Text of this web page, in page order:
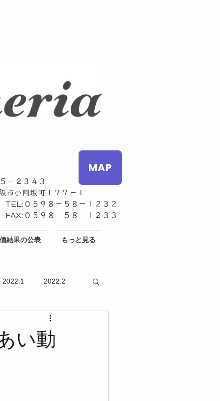
－２３４３
小阿坂町１７７－１
５９８－５８－１２３２
５９８－５８－１２３３
MAP
結果の公表 もっと見る
2022.1 2022.2
い動